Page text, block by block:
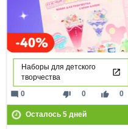
Наборы для детского
творчества
thumb_down 0 thumb_up 0
mode_comment 0
Осталось 5дней